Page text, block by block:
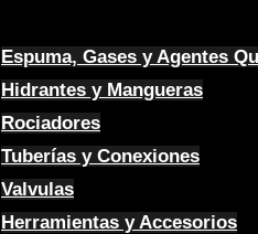
Espuma, Gases y Agentes
Hidrantes y Mangueras
Rociadores
Tuberías y Conexiones
Valvulas
Herramientas y Accesorios